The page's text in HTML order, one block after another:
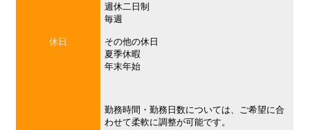
休日
週休二日制
毎週
その他の休日
夏季休暇
年末年始
勤務時間・勤務日数については、ご希望に合
わせて柔軟に調整が可能です。